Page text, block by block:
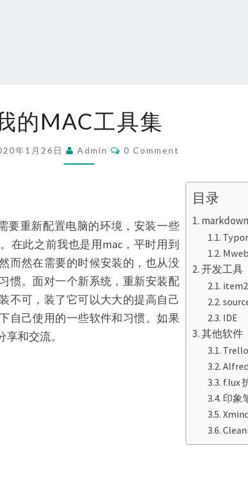
的
的MAC工具集
年1月26日 Admin Comments
0 Comment
目录
Mweb
开发工具
IDE
其他软件
Trello
Alfred
f.lux
印象
要重新配置电脑的环境，安装一些
在此之前我也是用mac，平时用到
而然在需要的时候安装的，也从没
惯。面对一个新系统，重新安装配
不可，装了它可以大大的提高自己
自己使用的一些软件和习惯。如果
和交流。